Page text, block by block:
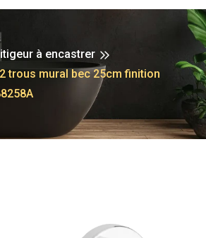
à encastrer
trous mural bec 25cm finition